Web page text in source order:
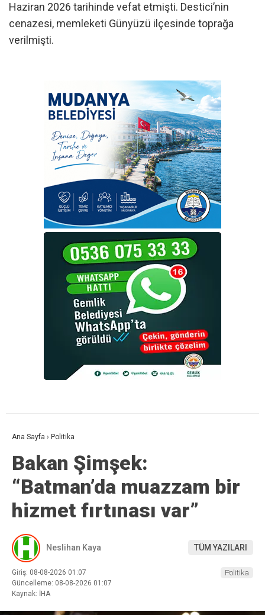
Haziran 2026 tarihinde vefat etmişti. Destici’nin
cenazesi, memleketi Günyüzü ilçesinde toprağa
verilmişti.
Ana Sayfa › Politika
Bakan Şimşek:
“Batman’da muazzam bir
hizmet fırtınası var”
Neslihan Kaya TÜM YAZILARI
Giriş: 08-08-2026 01:07
Güncelleme: 08-08-2026 01:07
Kaynak: İHA
Politika